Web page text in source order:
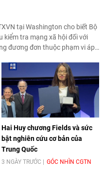
tại Washington cho biết Bộ
kiểm tra mạng xã hội đối với
đương đơn thuộc phạm vi áp
Hai Huy chương Fields và sức
bật nghiên cứu cơ bản của
Trung Quốc
3 NGÀY TRƯỚC GÓC NHÌN CGTN